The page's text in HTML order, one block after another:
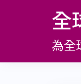
全
為全